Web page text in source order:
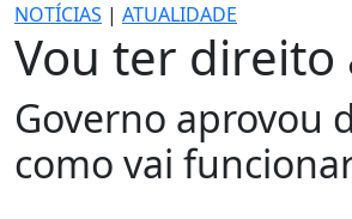
NOTÍCIAS | ATUALIDADE
Vou ter direito
Governo aprovou
como vai